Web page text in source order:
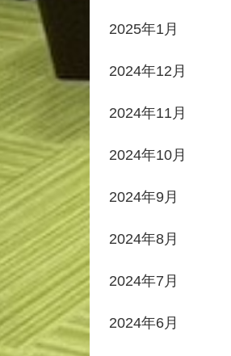
2025年1月
2024年12月
2024年11月
2024年10月
2024年9月
2024年8月
2024年7月
2024年6月